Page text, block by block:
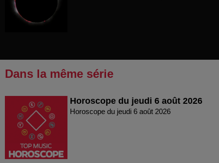
Dans la même série
Horoscope du jeudi 6 août 2026
Horoscope du jeudi 6 août 2026